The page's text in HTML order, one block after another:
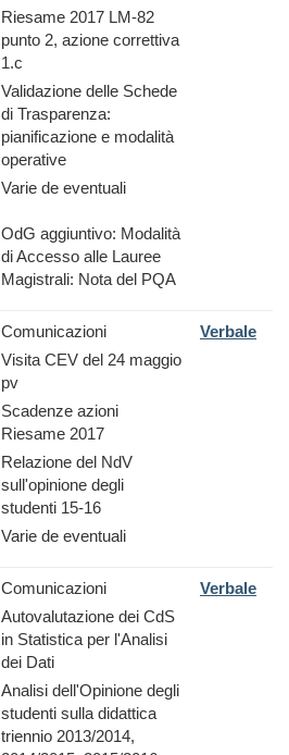
Riesame 2017 LM-82
punto 2, azione correttiva
1.c
Validazione delle Schede
di Trasparenza:
pianificazione e modalità
operative
Varie de eventuali
OdG aggiuntivo: Modalità
di Accesso alle Lauree
Magistrali: Nota del PQA
Comunicazioni
Visita CEV del 24 maggio
pv
Scadenze azioni
Riesame 2017
Relazione del NdV
sull'opinione degli
studenti 15-16
Varie de eventuali
Verbale
Comunicazioni
Autovalutazione dei CdS
in Statistica per l'Analisi
dei Dati
Analisi dell'Opinione degli
studenti sulla didattica
triennio 2013/2014,
Verbale